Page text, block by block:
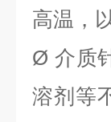
高温，
Ø 介质
溶剂等